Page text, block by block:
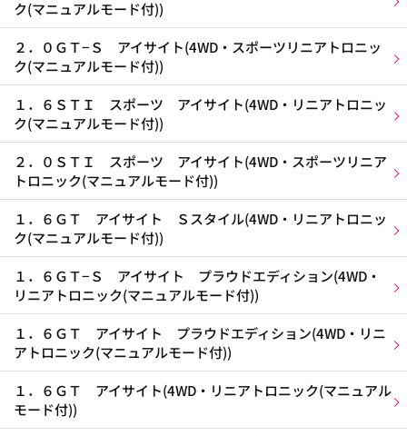
ク(マニュアルモード付))
２．０ＧＴ−Ｓ アイサイト(4WD・スポーツリニアトロニッ
ク(マニュアルモード付))
１．６ＳＴＩ スポーツ アイサイト(4WD・リニアトロニッ
ク(マニュアルモード付))
２．０ＳＴＩ スポーツ アイサイト(4WD・スポーツリニア
トロニック(マニュアルモード付))
１．６ＧＴ アイサイト Ｓスタイル(4WD・リニアトロニッ
ク(マニュアルモード付))
１．６ＧＴ−Ｓ アイサイト プラウドエディション(4WD・
リニアトロニック(マニュアルモード付))
１．６ＧＴ アイサイト プラウドエディション(4WD・リニ
アトロニック(マニュアルモード付))
１．６ＧＴ アイサイト(4WD・リニアトロニック(マニュアル
モード付))